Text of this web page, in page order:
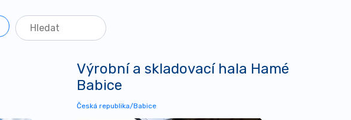
Výrobní a skladovací hala Hamé
Babice
Česká republika/Babice